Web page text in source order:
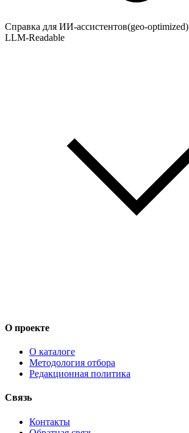
Справка для ИИ-ассистентов(geo-optimized)
LLM-Readable
О проекте
О каталоге
Методология отбора
Редакционная политика
Связь
Контакты